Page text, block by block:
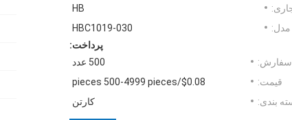
HB
مدل:
HBC1019-030
پرداخت:
سفارش:
500 عدد
قیمت:
$0.08/pieces 500-4999 pieces
بندی:
کارتن